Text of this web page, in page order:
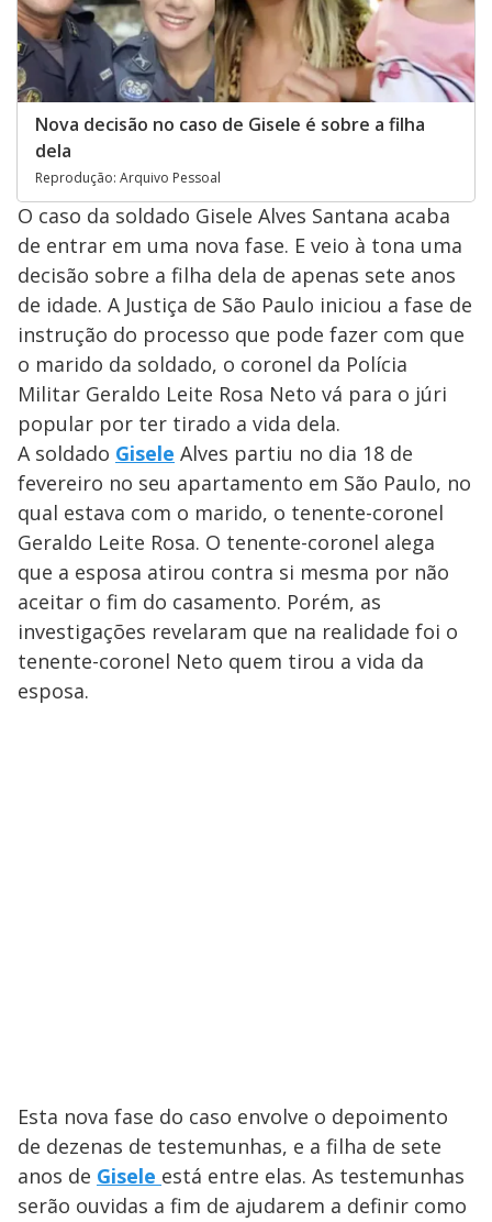
Nova decisão no caso de Gisele é sobre a filha
dela
Reprodução: Arquivo Pessoal
O caso da soldado Gisele Alves Santana acaba
de entrar em uma nova fase. E veio à tona uma
decisão sobre a filha dela de apenas sete anos
de idade. A Justiça de São Paulo iniciou a fase de
instrução do processo que pode fazer com que
o marido da soldado, o coronel da Polícia
Militar Geraldo Leite Rosa Neto vá para o júri
popular por ter tirado a vida dela.
A soldado Gisele Alves partiu no dia 18 de
fevereiro no seu apartamento em São Paulo, no
qual estava com o marido, o tenente-coronel
Geraldo Leite Rosa. O tenente-coronel alega
que a esposa atirou contra si mesma por não
aceitar o fim do casamento. Porém, as
investigações revelaram que na realidade foi o
tenente-coronel Neto quem tirou a vida da
esposa.
Esta nova fase do caso envolve o depoimento
de dezenas de testemunhas, e a filha de sete
anos de Gisele está entre elas. As testemunhas
serão ouvidas a fim de ajudarem a definir como